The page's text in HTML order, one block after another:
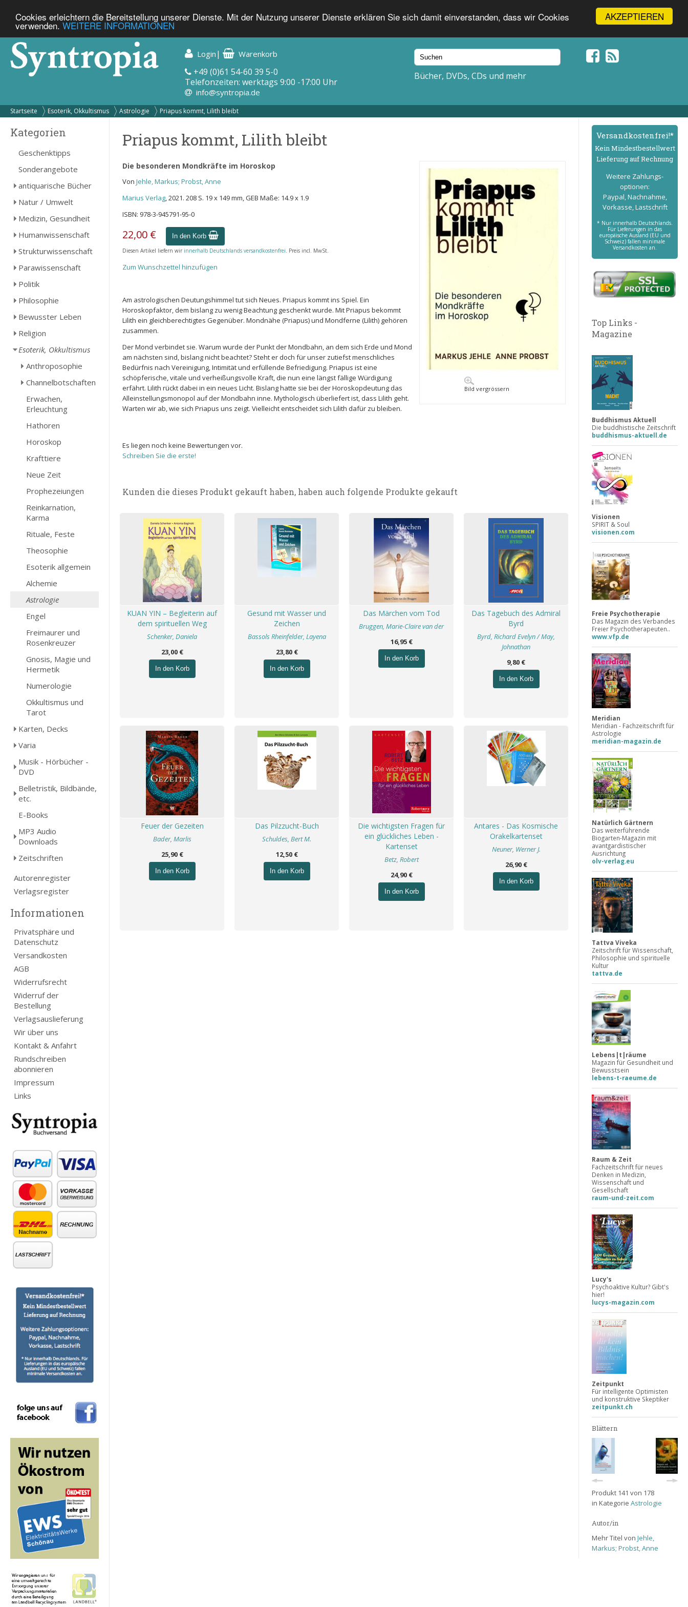
AKZEPTIEREN
Cookies erleichtern die Bereitstellung unserer Dienste. Mit der Nutzung unserer Dienste erklären Sie sich damit einverstanden, dass wir Cookies
verwenden. WEITERE INFORMATIONEN
Login | Warenkorb
+49 (0)61 54-60 39 5-0
Telefonzeiten: werktags 9:00 -17:00 Uhr
info@syntropia.de
Bücher, DVDs, CDs und mehr
Startseite Esoterik, Okkultismus Astrologie Priapus kommt, Lilith bleibt
Kategorien
Geschenktipps
Sonderangebote
antiquarische Bücher
Natur / Umwelt
Medizin, Gesundheit
Humanwissenschaft
Strukturwissenschaft
Parawissenschaft
Politik
Philosophie
Bewusster Leben
Religion
Esoterik, Okkultismus
Anthroposophie
Channelbotschaften
Erwachen,
Erleuchtung
Hathoren
Horoskop
Krafttiere
Neue Zeit
Prophezeiungen
Reinkarnation,
Karma
Rituale, Feste
Theosophie
Esoterik allgemein
Alchemie
Astrologie
Engel
Freimaurer und
Rosenkreuzer
Gnosis, Magie und
Hermetik
Numerologie
Okkultismus und
Tarot
Karten, Decks
Varia
Musik - Hörbücher -
DVD
Belletristik, Bildbände,
etc.
E-Books
MP3 Audio
Downloads
Zeitschriften
Autorenregister
Verlagsregister
Informationen
Privatsphäre und
Datenschutz
Versandkosten
AGB
Widerrufsrecht
Widerruf der
Bestellung
Verlagsauslieferung
Wir über uns
Kontakt & Anfahrt
Rundschreiben
abonnieren
Impressum
Links
Priapus kommt, Lilith bleibt
Bild vergrössern
Die besonderen Mondkräfte im Horoskop
Von Jehle, Markus; Probst, Anne
Marius Verlag, 2021. 208 S. 19 x 149 mm, GEB Maße: 14.9 x 1.9
ISBN: 978-3-945791-95-0
22,00 € In den Korb
Diesen Artikel liefern wir innerhalb Deutschlands versandkostenfrei. Preis incl. MwSt.
Zum Wunschzettel hinzufügen
Am astrologischen Deutungshimmel tut sich Neues. Priapus kommt ins Spiel. Ein
Horoskopfaktor, dem bislang zu wenig Beachtung geschenkt wurde. Mit Priapus bekommt
Lilith ein gleichberechtigtes Gegenüber. Mondnähe (Priapus) und Mondferne (Lilith) gehören
zusammen.
Der Mond verbindet sie. Warum wurde der Punkt der Mondbahn, an dem sich Erde und Mond
am nächsten sind, bislang nicht beachtet? Steht er doch für unser zutiefst menschliches
Bedürfnis nach Vereinigung, Intimität und erfüllende Befriedigung. Priapus ist eine
schöpferische, vitale und verheißungsvolle Kraft, die nun eine längst fällige Würdigung
erfährt. Lilith rückt dabei in ein neues Licht. Bislang hatte sie bei der Horoskopdeutung das
Alleinstellungsmonopol auf der Mondbahn inne. Mythologisch überliefert ist, dass Lilith geht.
Warten wir ab, wie sich Priapus uns zeigt. Vielleicht entscheidet sich Lilith dafür zu bleiben.
Es liegen noch keine Bewertungen vor.
Schreiben Sie die erste!
Kunden die dieses Produkt gekauft haben, haben auch folgende Produkte gekauft
KUAN YIN – Begleiterin auf
dem spirituellen Weg
Schenker, Daniela
23,00 €
In den Korb
Gesund mit Wasser und
Zeichen
Bassols Rheinfelder, Layena
23,80 €
In den Korb
Das Märchen vom Tod
Bruggen, Marie-Claire van der
16,95 €
In den Korb
Das Tagebuch des Admiral
Byrd
Byrd, Richard Evelyn / May,
Johnathan
9,80 €
In den Korb
Feuer der Gezeiten
Bader, Marlis
25,90 €
In den Korb
Das Pilzzucht-Buch
Schuldes, Bert M.
12,50 €
In den Korb
Die wichtigsten Fragen für
ein glückliches Leben -
Kartenset
Betz, Robert
24,90 €
In den Korb
Antares - Das Kosmische
Orakelkartenset
Neuner, Werner J.
26,90 €
In den Korb
Versand­kostenfrei!*
Kein Mindest­bestell­wert
Lieferung auf Rechnung
Weitere Zahlungs­
optionen:
Paypal, Nachnahme,
Vorkasse, Lastschrift
* Nur innerhalb Deutschlands.
Für Lieferungen in das
europäische Ausland (EU und
Schweiz) fallen minimale
Versandkosten an.
Top Links -
Magazine
Buddhismus Aktuell
Die buddhistische Zeitschrift
buddhismus-aktuell.de
Visionen
SPIRIT & Soul
visionen.com
Freie Psychotherapie
Das Magazin des Verbandes
Freier Psychotherapeuten..
www.vfp.de
Meridian
Meridian - Fachzeitschrift für
Astrologie
meridian-magazin.de
Natürlich Gärtnern
Das weiterführende
Biogarten-Magazin mit
avantgardistischer
Ausrichtung
olv-verlag.eu
Tattva Viveka
Zeitschrift für Wissenschaft,
Philosophie und spirituelle
Kultur
tattva.de
Lebens|t|räume
Magazin für Gesundheit und
Bewusstsein
lebens-t-raeume.de
Raum & Zeit
Fachzeitschrift für neues
Denken in Medizin,
Wissenschaft und
Gesellschaft
raum-und-zeit.com
Lucy's
Psychoaktive Kultur? Gibt's
hier!
lucys-magazin.com
Zeitpunkt
Für intelligente Optimisten
und konstruktive Skeptiker
zeitpunkt.ch
Blättern
Produkt 141 von 178
in Kategorie Astrologie
Autor/in
Mehr Titel von Jehle,
Markus; Probst, Anne